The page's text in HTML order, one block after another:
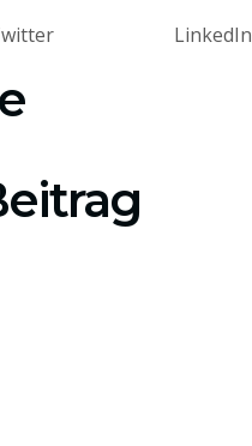
LinkedIn